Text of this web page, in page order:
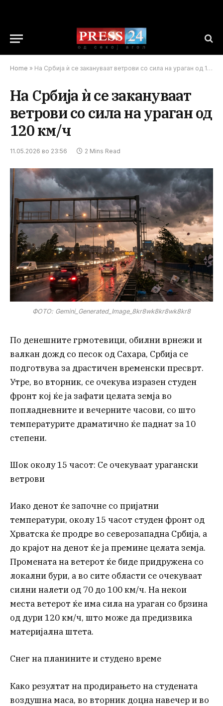
Home » На Србија ѝ се закануваат ветрови со сила на ураган од 120 км/ч
На Србија ѝ се закануваат
ветрови со сила на ураган од
120 км/ч
11.05.2026 во 23:56 2 Mins Read
ФОТО: Gemini_Generated_Image_8kr8wk8kr8wk8kr8
По денешните грмотевици, обилни врнежи и
валкан дожд со песок од Сахара, Србија се
подготвува за драстичен временски пресврт.
Утре, во вторник, се очекува изразен студен
фронт кој ќе ја зафати целата земја во
попладневните и вечерните часови, со што
температурите драматично ќе паднат за 10
степени.
Шок околу 15 часот: Се очекуваат урагански
ветрови
Иако денот ќе започне со пријатни
температури, околу 15 часот студен фронт од
Хрватска ќе продре во северозападна Србија, а
до крајот на денот ќе ја премине целата земја.
Промената на ветерот ќе биде придружена со
локални бури, а во сите области се очекуваат
силни налети од 70 до 100 км/ч. На некои
места ветерот ќе има сила на ураган со брзина
од дури 120 км/ч, што може да предизвика
материјална штета.
Снег на планините и студено време
Како резултат на продирањето на студената
воздушна маса, во вторник доцна навечер и во